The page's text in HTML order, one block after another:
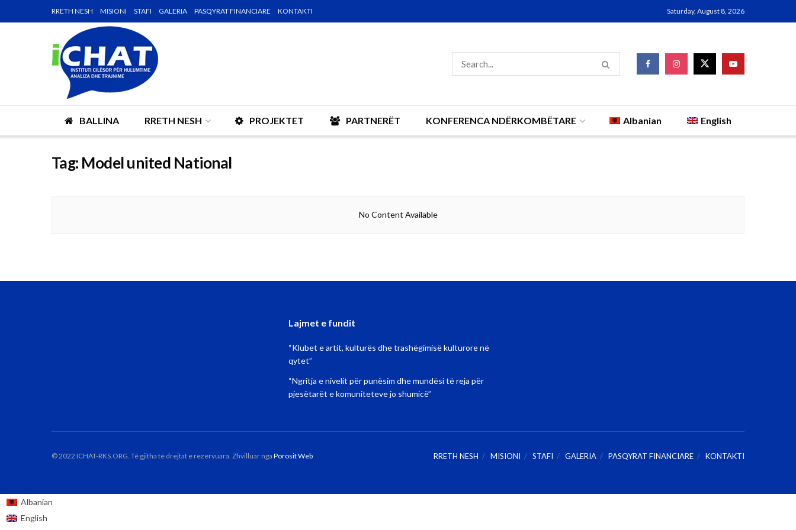
RRETH NESH MISIONI STAFI GALERIA PASQYRAT FINANCIARE KONTAKTI Saturday, August 8, 2026
BALLINA RRETH NESH PROJEKTET PARTNERËT KONFERENCA NDËRKOMBËTARE Albanian English
Tag: Model united National
No Content Available
Lajmet e fundit
“Klubet e artit, kulturës dhe trashëgimisë kulturore në
qytet”
“Ngritja e nivelit për punësim dhe mundësi të reja për
pjesëtarët e komuniteteve jo shumicë”
RRETH NESH MISIONI STAFI GALERIA PASQYRAT FINANCIARE KONTAKTI
© 2022 ICHAT-RKS.ORG. Të gjitha të drejtat e rezervuara. Zhvilluar nga Porosit Web
Albanian
English